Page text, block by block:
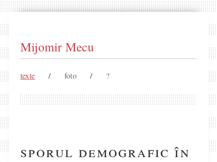
Mijomir Mecu
texte / foto / ?
sporul demografic în